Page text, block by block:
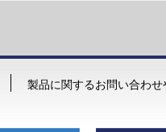
製品に関するお問い合わ